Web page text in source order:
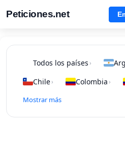
Peticiones.net
Todos los países ›
Chile› Colombia ›
Mostrar más